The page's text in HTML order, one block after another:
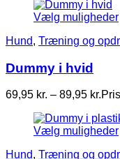
Vælg muligheder
Hund, Træning og
Dummy i hvid
69,95 kr. – 89,95 kr.
Vælg muligheder
Hund, Træning og